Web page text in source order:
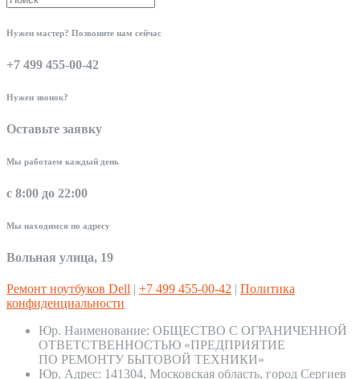
Нужен мастер? Позвоните нам сейчас
+7 499 455-00-42
Нужен звонок?
Оставьте заявку
Мы работаем каждый день
с 8:00 до 22:00
Мы находимся по адресу
Вольная улица, 19
Ремонт ноутбуков Dell | +7 499 455-00-42 | Политика
конфиденциальности
Юр. Наименование: ОБЩЕСТВО С ОГРАНИЧЕННОЙ
ОТВЕТСТВЕННОСТЬЮ «ПРЕДПРИЯТИЕ
ПО РЕМОНТУ БЫТОВОЙ ТЕХНИКИ»
Юр. Адрес: 141304, Московская область, город Сергиев